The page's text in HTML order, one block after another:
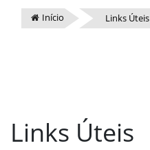
Início Links Úteis
Links Úteis